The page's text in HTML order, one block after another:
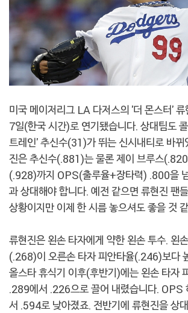
미국 메이저리그 LA 다저스의 '더 몬스터'
7일(한국 시간)로 연기됐습니다. 상대팀도
트레인' 추신수(31)가 뛰는 신시내티로 바뀌
진은 추신수(.881)는 물론 제이 브루스
(.928)까지 OPS(출루율+장타력) .800을
과 상대해야 합니다. 예전 같으면 류현진 팬
상황이지만 이제 한 시름 놓으셔도 좋을 것
류현진은 왼손 타자에게 약한 왼손 투수. 왼
(.268)이 오른손 타자 피안타율(.246)보다
올스타 휴식기 이후(후반기)에는 왼손 타자
.289에서 .226으로 끌어 내렸습니다. OPS
서 .594로 낮아졌죠. 전반기에 류현진을 상